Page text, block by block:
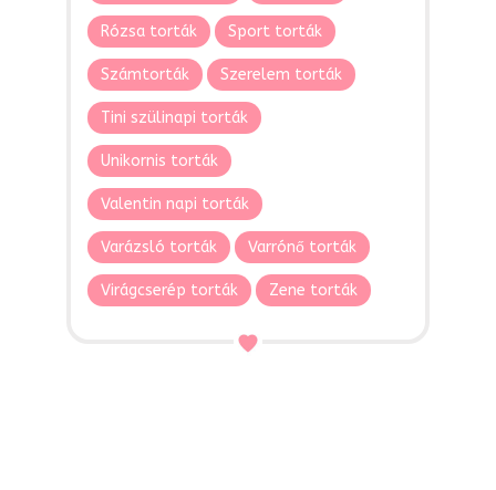
Rózsa torták Sport torták
Számtorták Szerelem torták
Tini szülinapi torták
Unikornis torták
Valentin napi torták
Varázsló torták Varrónő torták
Virágcserép torták Zene torták